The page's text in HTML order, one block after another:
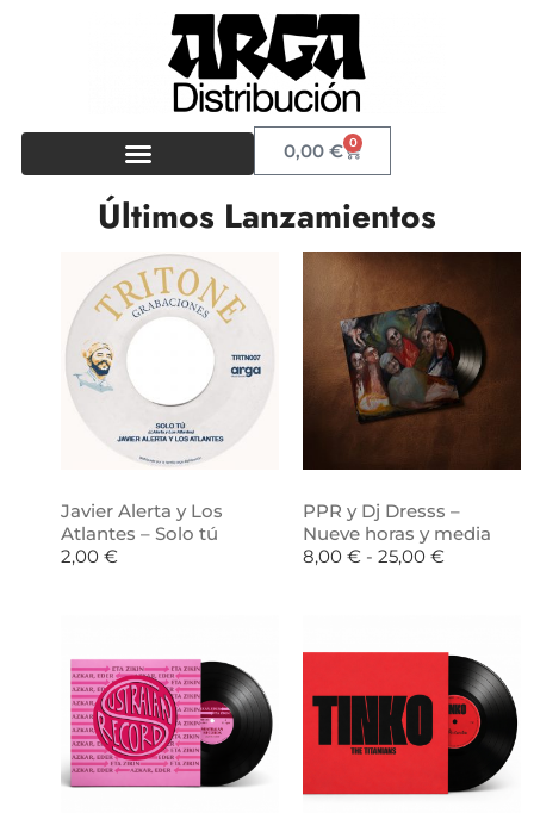
0,00€ 0
Últimos Lanzamientos
Javier Alerta y Los
Atlantes – Solo tú
2,00 €
PPR y Dj Dresss –
Nueve horas y media
8,00 € - 25,00 €